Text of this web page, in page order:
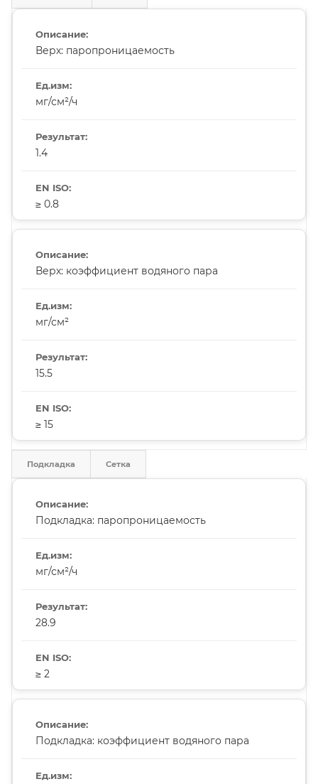
Верх: паропроницаемость
мг/см²/ч
1.4
≥ 0.8
Верх: коэффициент водяного пара
мг/см²
15.5
≥ 15
Подкладка Сетка
Подкладка: паропроницаемость
мг/см²/ч
28.9
≥ 2
Подкладка: коэффициент водяного пара